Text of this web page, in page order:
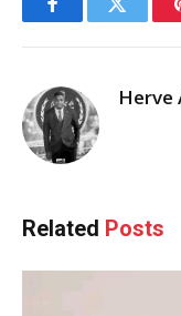
FacebookTwitter
Herve
Related Posts